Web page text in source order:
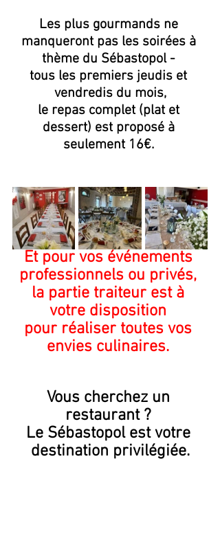
Les plus gourmands ne
manqueront pas les soirées à
thème du Sébastopol -
tous les premiers jeudis et
vendredis du mois,
le repas complet (plat et
dessert) est proposé à
seulement 16€.
Et pour vos événements
professionnels ou privés,
la partie traiteur est à
votre disposition
pour réaliser toutes vos
envies culinaires.
Vous cherchez un
restaurant ?
Le Sébastopol est votre
destination privilégiée.